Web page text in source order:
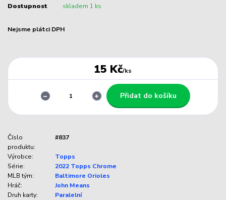
Dostupnost skladem 1 ks
Nejsme plátci DPH
15 Kč/ks
Přidat do košíku
Číslo
produktu:
#837
Výrobce:
Topps
Série:
2022 Topps Chrome
MLB tým:
Baltimore Orioles
Hráč:
John Means
Druh karty:
Paralelní